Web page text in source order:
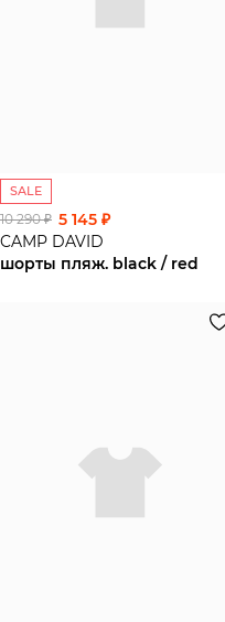
SALE
10 290 ₽ 5 145 ₽
CAMP DAVID
шорты пляж. black / red